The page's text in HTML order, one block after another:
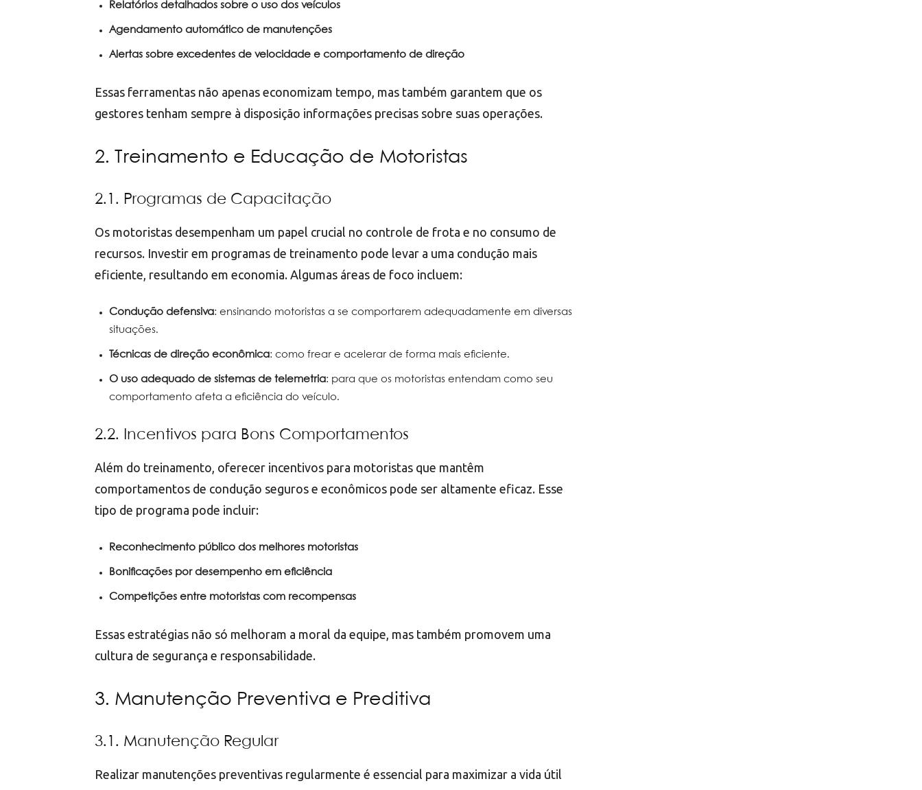
Relatórios detalhados sobre o uso dos veículos
Agendamento automático de manutenções
Alertas sobre excedentes de velocidade e comportamento de direção
Essas ferramentas não apenas economizam tempo, mas também garantem que os
gestores tenham sempre à disposição informações precisas sobre suas operações.
2. Treinamento e Educação de Motoristas
2.1. Programas de Capacitação
Os motoristas desempenham um papel crucial no controle de frota e no consumo de
recursos. Investir em programas de treinamento pode levar a uma condução mais
eficiente, resultando em economia. Algumas áreas de foco incluem:
Condução defensiva: ensinando motoristas a se comportarem adequadamente em diversas
situações.
Técnicas de direção econômica: como frear e acelerar de forma mais eficiente.
O uso adequado de sistemas de telemetria: para que os motoristas entendam como seu
comportamento afeta a eficiência do veículo.
2.2. Incentivos para Bons Comportamentos
Além do treinamento, oferecer incentivos para motoristas que mantêm
comportamentos de condução seguros e econômicos pode ser altamente eficaz. Esse
tipo de programa pode incluir:
Reconhecimento público dos melhores motoristas
Bonificações por desempenho em eficiência
Competições entre motoristas com recompensas
Essas estratégias não só melhoram a moral da equipe, mas também promovem uma
cultura de segurança e responsabilidade.
3. Manutenção Preventiva e Preditiva
3.1. Manutenção Regular
Realizar manutenções preventivas regularmente é essencial para maximizar a vida útil